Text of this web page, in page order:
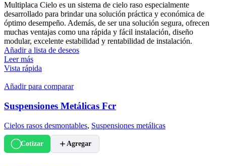
Multiplaca Cielo es un sistema de cielo raso especialmente
desarrollado para brindar una solución práctica y económica de
óptimo desempeño. Además, de ser una solución segura, ofrecen
muchas ventajas como una rápida y fácil instalación, diseño
modular, excelente estabilidad y rentabilidad de instalación.
Añadir a lista de deseos
Leer más
Vista rápida
Añadir para comparar
Suspensiones Metálicas Fcr
Cielos rasos desmontables, Suspensiones metálicas
Cotizar Agregar